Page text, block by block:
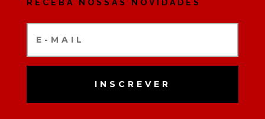
RECEBA NOSSAS NOVIDADES
INSCREVER